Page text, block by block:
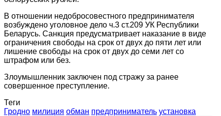
В отношении недобросовестного предпринимателя
возбуждено уголовное дело ч.3 ст.209 УК Республики
Беларусь. Санкция предусматривает наказание в виде
ограничения свободы на срок от двух до пяти лет или
лишение свободы на срок от двух до семи лет со
штрафом или без.
Злоумышленник заключен под стражу за ранее
совершенное преступление.
Теги
Гродно милиция обман предприниматель установка